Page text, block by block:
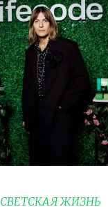
СВЕТСКАЯ ЖИЗНЬ